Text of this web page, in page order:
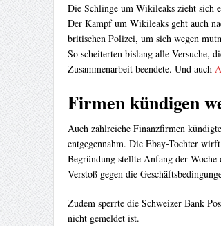
Die Schlinge um Wikileaks zieht sich
Der Kampf um Wikileaks geht auch
britischen Polizei, um sich wegen
So scheiterten bislang alle Versuche,
Zusammenarbeit beendete. Und auch
Firmen kündigen
Auch zahlreiche Finanzfirmen
entgegennahm. Die Ebay-Tochter
Begründung stellte Anfang der
Verstoß gegen die
Zudem sperrte die Schweizer Bank
nicht gemeldet ist.